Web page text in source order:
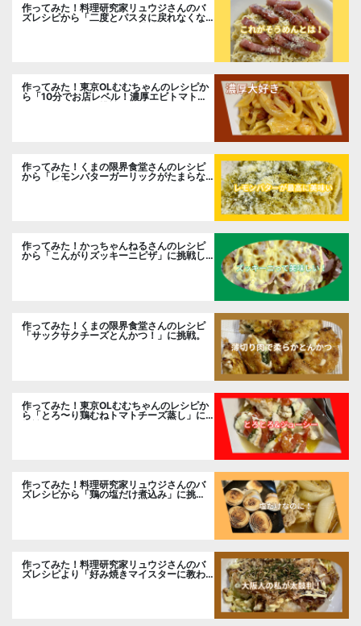
作ってみた！料理研究家リュウジさんのバ
ズレシピから「二度とパスタに戻れなくな
る冷やしカルボナーラ」に挑戦。
作ってみた！東京OLむむちゃんのレシピか
ら「10分でお店レベル！濃厚エビトマトク
作ってみた！くまの限界食堂さんのレシピ
から「レモンバターガーリックがたまらな
い」に挑戦。
作ってみた！かっちゃんねるさんのレシピ
から「こんがりズッキーニピザ」に挑戦し
作ってみた！くまの限界食堂さんのレシピ
「サックサクチーズとんかつ！」に挑戦。
作ってみた！東京OLむむちゃんのレシピか
ら「とろ〜り鶏むねトマトチーズ蒸し」に
挑戦
作ってみた！料理研究家リュウジさんのバ
ズレシピから「鶏の塩だけ煮込み」に挑
作ってみた！料理研究家リュウジさんのバ
ズレシピより「好み焼きマイスターに教わ
るお好み焼」に挑戦。